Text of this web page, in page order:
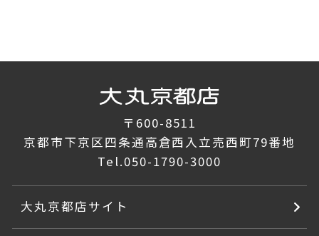
〒600-8511
京都市下京区四条通高倉西入立売西町79番地
Tel.050-1790-3000
大丸京都店サイト